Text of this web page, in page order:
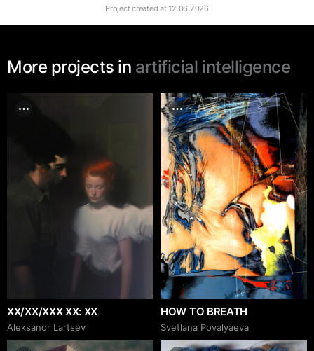
Project created at12.06.2026
More projects in artificial intelligence
XX/XX/XXX XX: XX
Аleksandr Lartsev
HOW TO BREATH
Svetlana Povalyaeva